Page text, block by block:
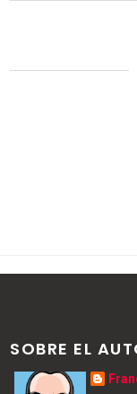
SOBRE EL